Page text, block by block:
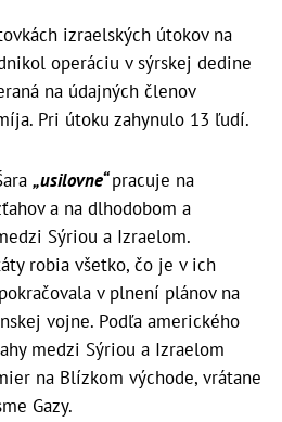
izraelských útokov na
operáciu v sýrskej dedine
na údajných členov
Pri útoku zahynulo 13 ľudí.
„usilovne“pracuje na
a na dlhodobom a
Sýriou a Izraelom.
robia všetko, čo je v ich
v plnení plánov na
vojne. Podľa amerického
medzi Sýriou a Izraelom
na Blízkom východe, vrátane
Gazy.